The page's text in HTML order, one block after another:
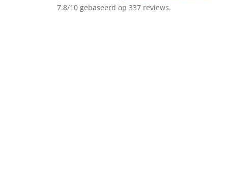
7.8/10 gebaseerd op 337 reviews.